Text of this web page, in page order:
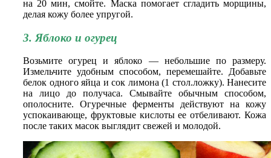
на 20 мин, смойте. Маска помогает сгладить морщины,
делая кожу более упругой.
3. Яблоко и огурец
Возьмите огурец и яблоко — небольшие по размеру.
Измельчите удобным способом, перемешайте. Добавьте
белок одного яйца и сок лимона (1 стол.ложку). Нанесите
на лицо до получаса. Смывайте обычным способом,
ополосните. Огуречные ферменты действуют на кожу
успокаивающе, фруктовые кислоты ее отбеливают. Кожа
после таких масок выглядит свежей и молодой.